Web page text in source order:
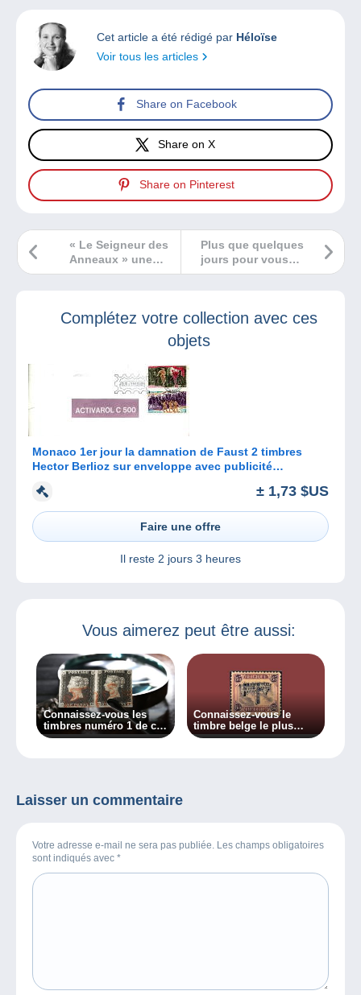
Cet article a été rédigé par Héloïse
Voir tous les articles
Share on Facebook
Share on X
Share on Pinterest
Plus que quelques
jours pour vous
inscrire à notre
cadeaux sur
« Le Seigneur des
Anneaux » une
œuvre influente
Complétez votre collection avec ces
objets
Monaco 1er jour la damnation de Faust 2 timbres
Hector Berlioz sur enveloppe avec publicité
± 1,73 $US
Faire une offre
Il reste 2 jours 3 heures
Vous aimerez peut être aussi:
Connaissez-vous les
timbres numéro 1 de ces
10 pays ?
Connaissez-vous le
timbre belge le plus
cher ?
Laisser un commentaire
Votre adresse e-mail ne sera pas publiée. Les champs obligatoires
sont indiqués avec *